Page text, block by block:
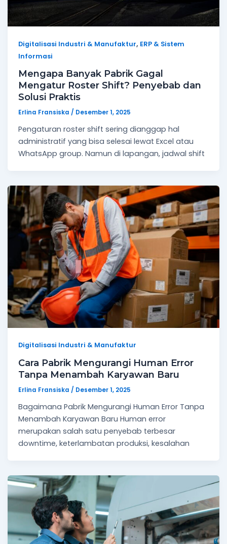
Digitalisasi Industri & Manufaktur, ERP & Sistem
Informasi
Mengapa Banyak Pabrik Gagal
Mengatur Roster Shift? Penyebab dan
Solusi Praktis
Erlina Fransiska / Desember 1, 2025
Pengaturan roster shift sering dianggap hal
administratif yang bisa selesai lewat Excel atau
WhatsApp group. Namun di lapangan, jadwal shift
Digitalisasi Industri & Manufaktur
Cara Pabrik Mengurangi Human Error
Tanpa Menambah Karyawan Baru
Erlina Fransiska / Desember 1, 2025
Bagaimana Pabrik Mengurangi Human Error Tanpa
Menambah Karyawan Baru Human error
merupakan salah satu penyebab terbesar
downtime, keterlambatan produksi, kesalahan